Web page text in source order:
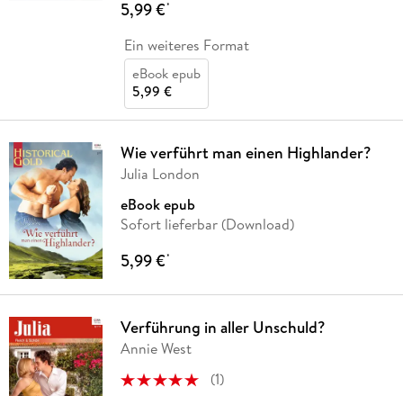
5,99 €*
Ein weiteres Format
eBook epub
5,99 €
Wie verführt man einen Highlander?
Julia London
eBook epub
Sofort lieferbar (Download)
5,99 €*
Verführung in aller Unschuld?
Annie West
(1)